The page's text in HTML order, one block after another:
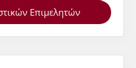
Επιμελητών